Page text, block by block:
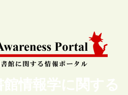
館情報学に関する